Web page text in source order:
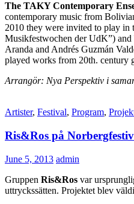
The TAKY Contemporary
contemporary music from
2010 they were invited to play in
Musikfestwochen der UdK”)
Aranda and Andrés Guzmán
played works from 20th. century
Arrangör: Nya Perspektiv i
Artister, Festival, Program,
Ris&Ros på
June 5, 2013 admin
Gruppen Ris&Ros var
uttryckssätten. Projektet blev